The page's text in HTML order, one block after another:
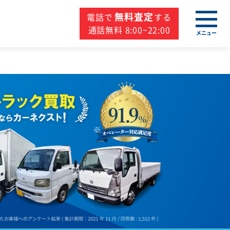
電話で 無料査定する
通話無料 8:00~22:00
メニュー